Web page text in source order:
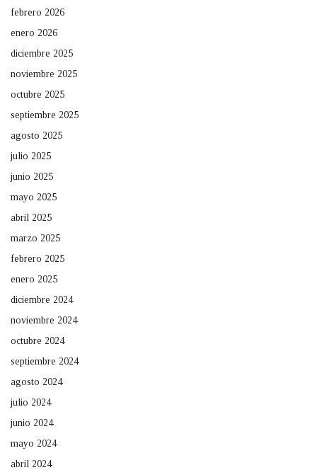
febrero 2026
enero 2026
diciembre 2025
noviembre 2025
octubre 2025
septiembre 2025
agosto 2025
julio 2025
junio 2025
mayo 2025
abril 2025
marzo 2025
febrero 2025
enero 2025
diciembre 2024
noviembre 2024
octubre 2024
septiembre 2024
agosto 2024
julio 2024
junio 2024
mayo 2024
abril 2024